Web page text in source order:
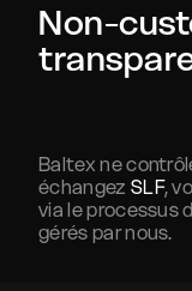
Non-
Baltex ne
échangez SLF,
via le processus
gérés par nous.